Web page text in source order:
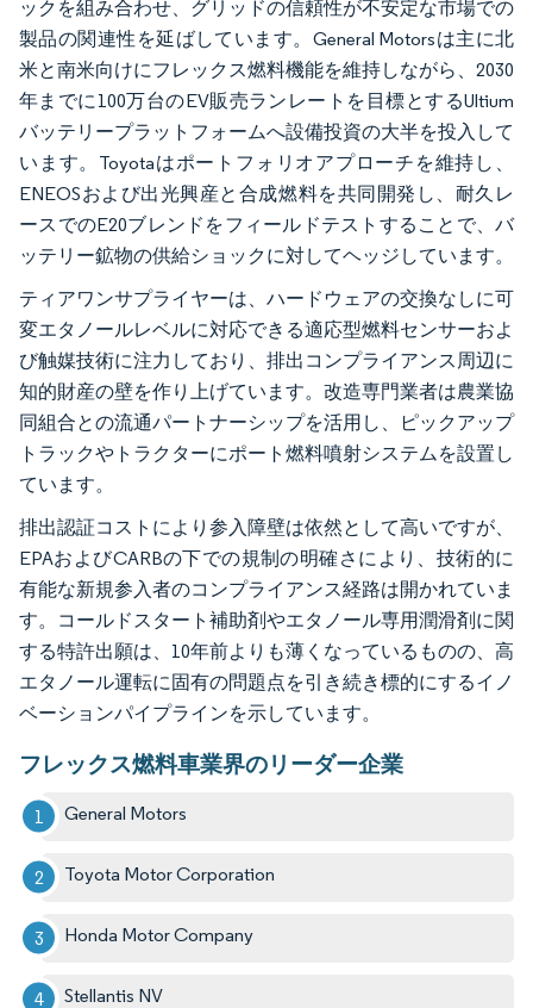
ックを組み合わせ、グリッドの信頼性が不安定な市場での
製品の関連性を延ばしています。General Motorsは主に北
米と南米向けにフレックス燃料機能を維持しながら、2030
年までに100万台のEV販売ランレートを目標とするUltium
バッテリープラットフォームへ設備投資の大半を投入して
います。Toyotaはポートフォリオアプローチを維持し、
ENEOSおよび出光興産と合成燃料を共同開発し、耐久レ
ースでのE20ブレンドをフィールドテストすることで、バ
ッテリー鉱物の供給ショックに対してヘッジしています。
ティアワンサプライヤーは、ハードウェアの交換なしに可
変エタノールレベルに対応できる適応型燃料センサーおよ
び触媒技術に注力しており、排出コンプライアンス周辺に
知的財産の壁を作り上げています。改造専門業者は農業協
同組合との流通パートナーシップを活用し、ピックアップ
トラックやトラクターにポート燃料噴射システムを設置し
ています。
排出認証コストにより参入障壁は依然として高いですが、
EPAおよびCARBの下での規制の明確さにより、技術的に
有能な新規参入者のコンプライアンス経路は開かれていま
す。コールドスタート補助剤やエタノール専用潤滑剤に関
する特許出願は、10年前よりも薄くなっているものの、高
エタノール運転に固有の問題点を引き続き標的にするイノ
ベーションパイプラインを示しています。
フレックス燃料車業界のリーダー企業
General Motors
Toyota Motor Corporation
Honda Motor Company
Stellantis NV